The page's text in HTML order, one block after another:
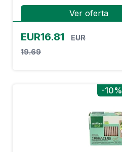
Ver oferta
EUR16.81
EUR
19.69
-10%